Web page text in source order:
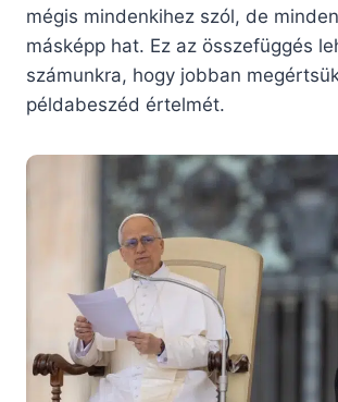
mégis mindenkihez szól, de
másképp hat. Ez az összefüggés
számunkra, hogy jobban
példabeszéd értelmét.